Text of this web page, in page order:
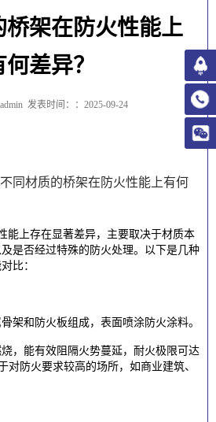
桥架在防火性能上
何差异？
发表时间：：2025-09-24
不同材质的桥架在防火性能上有何
能上存在显著差异，主要取决于材质本
是否经过特殊的防火处理。以下是几种
比：
架和防火板组成，表面喷涂防火涂料。
，能有效阻隔火势蔓延，耐火极限可达
对防火要求较高的场所，如商业建筑、